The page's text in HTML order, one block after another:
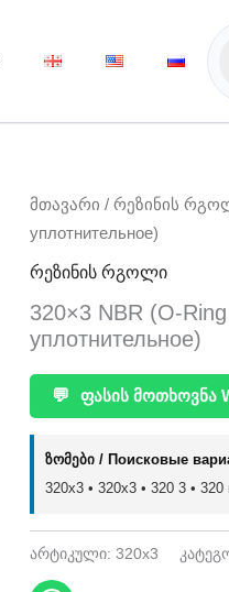
მთავარი / რეზინის
уплотнительное)
რეზინის რგოლი
320×3 NBR (O-
уплотнительное)
💬 ფასის მოთხოვნა
ზომები / Поисковые
320x3 • 320х3 • 320 3 • 320
არტიკული: 320x3